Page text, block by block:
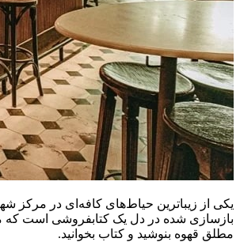
یکی از زیباترین حیاط‌های کافه‌ای در مرکز
بازسازی شده در دل یک کتابفروشی است که
مطلق قهوه بنوشید و کتاب بخوانید.